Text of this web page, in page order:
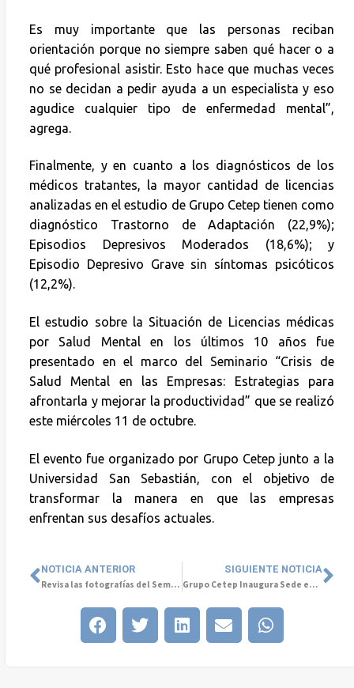
Es muy importante que las personas reciban
orientación porque no siempre saben qué hacer o a
qué profesional asistir. Esto hace que muchas veces
no se decidan a pedir ayuda a un especialista y eso
agudice cualquier tipo de enfermedad mental”,
agrega.
Finalmente, y en cuanto a los diagnósticos de los
médicos tratantes, la mayor cantidad de licencias
analizadas en el estudio de Grupo Cetep tienen como
diagnóstico Trastorno de Adaptación (22,9%);
Episodios Depresivos Moderados (18,6%); y
Episodio Depresivo Grave sin síntomas psicóticos
(12,2%).
El estudio sobre la Situación de Licencias médicas
por Salud Mental en los últimos 10 años fue
presentado en el marco del Seminario “Crisis de
Salud Mental en las Empresas: Estrategias para
afrontarla y mejorar la productividad” que se realizó
este miércoles 11 de octubre.
El evento fue organizado por Grupo Cetep junto a la
Universidad San Sebastián, con el objetivo de
transformar la manera en que las empresas
enfrentan sus desafíos actuales.
NOTICIA ANTERIOR
Revisa las fotografías del Seminario Crisis de Salud Mental en las Empresas
SIGUIENTE NOTICIA
Grupo Cetep Inaugura Sede en Concepción: Compromiso con la Salud Mental y el Bienestar